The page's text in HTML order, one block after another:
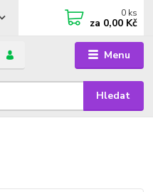
Menu
Hledat
0 ks
za 0,00 Kč